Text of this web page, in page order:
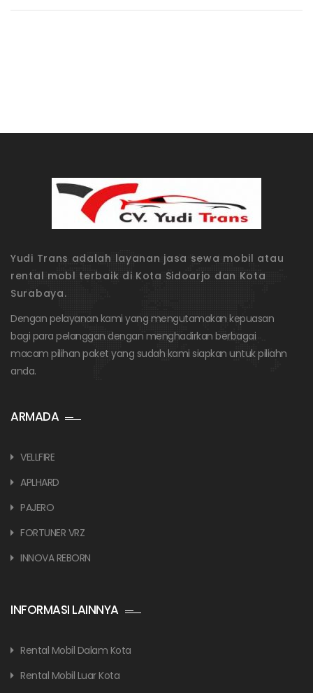
Yudi Trans adalah layanan jasa sewa mobil atau
rental mobl terbaik di Kota Sidoarjo dan Kota
Surabaya.
Dengan pelayanan kami yang mengutamakan kepuasan
bagi para pelanggan dengan menghadirkan berbagai
macam pilihan paket yang sudah kami siapkan untuk piliahn
anda.
ARMADA
VELLFIRE
APLHARD
PAJERO
FORTUNER VRZ
INNOVA REBORN
INFORMASI LAINNYA
Rental Mobil Dalam Kota
Rental Mobil Luar Kota